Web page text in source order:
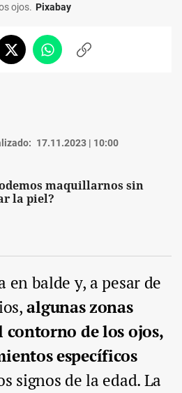
ojos. Pixabay
TwitterWhatsappCopiar
17.11.2023 | 10:00
maquillarnos sin
la piel?
en balde y, a pesar de
algunas zonas
contorno de los ojos,
específicos
signos de la edad. La